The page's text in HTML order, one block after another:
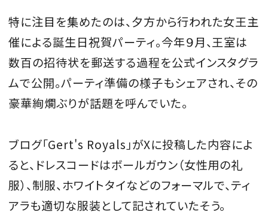
特に注目を集めたのは、夕方から行われた女王主
催による誕生日祝賀パーティ。今年９月、王室は
数百の招待状を郵送する過程を公式インスタグラ
ムで公開。パーティ準備の様子もシェアされ、その
豪華絢爛ぶりが話題を呼んでいた。
ブログ「Gert's Royals」がXに投稿した内容によ
ると、ドレスコードはボールガウン（女性用の礼
服）、制服、ホワイトタイなどのフォーマルで、ティ
アラも適切な服装として記されていたそう。